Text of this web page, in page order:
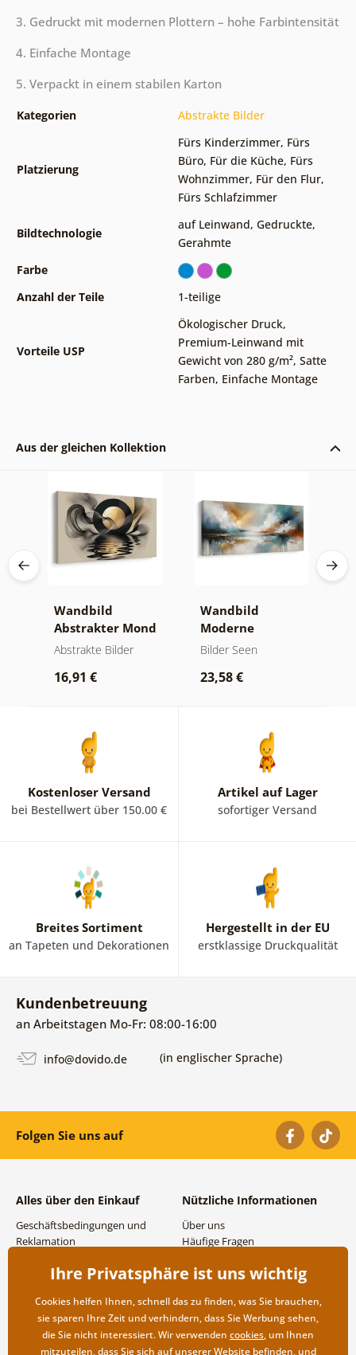
3. Gedruckt mit modernen Plottern – hohe Farbintensität
4. Einfache Montage
5. Verpackt in einem stabilen Karton
Kategorien Abstrakte Bilder
Platzierung
Fürs Kinderzimmer, Fürs
Büro, Für die Küche, Fürs
Wohnzimmer, Für den Flur,
Fürs Schlafzimmer
Bildtechnologie
auf Leinwand, Gedruckte,
Gerahmte
Farbe
Anzahl der Teile
1-teilige
Vorteile USP
Ökologischer Druck,
Premium-Leinwand mit
Gewicht von 280 g/m², Satte
Farben, Einfache Montage
Aus der gleichen Kollektion
Wandbild
Abstrakter Mond
am Wasser
Abstrakte Bilder
16,91 €
Wandbild
Moderne
Abstraktion mit
Bilder Seen
23,58 €
Kostenloser Versand
bei Bestellwert über 150.00 €
Artikel auf Lager
sofortiger Versand
Breites Sortiment
an Tapeten und Dekorationen
Hergestellt in der EU
erstklassige Druckqualität
Kundenbetreuung
an Arbeitstagen Mo-Fr: 08:00-16:00
info@dovido.de (in englischer Sprache)
Folgen Sie uns auf
Alles über den Einkauf
Geschäftsbedingungen und
Reklamation
Versand- und
Rücksendung der Ware
Nützliche Informationen
Über uns
Häufige Fragen
Großhandel und
Ihre Privatsphäre ist uns wichtig
Cookies helfen Ihnen, schnell das zu finden, was Sie brauchen,
sie sparen Ihre Zeit und verhindern, dass Sie Werbung sehen,
die Sie nicht interessiert. Wir verwenden cookies, um Ihnen
mitzuteilen, dass Sie sich auf unserer Website befinden, und